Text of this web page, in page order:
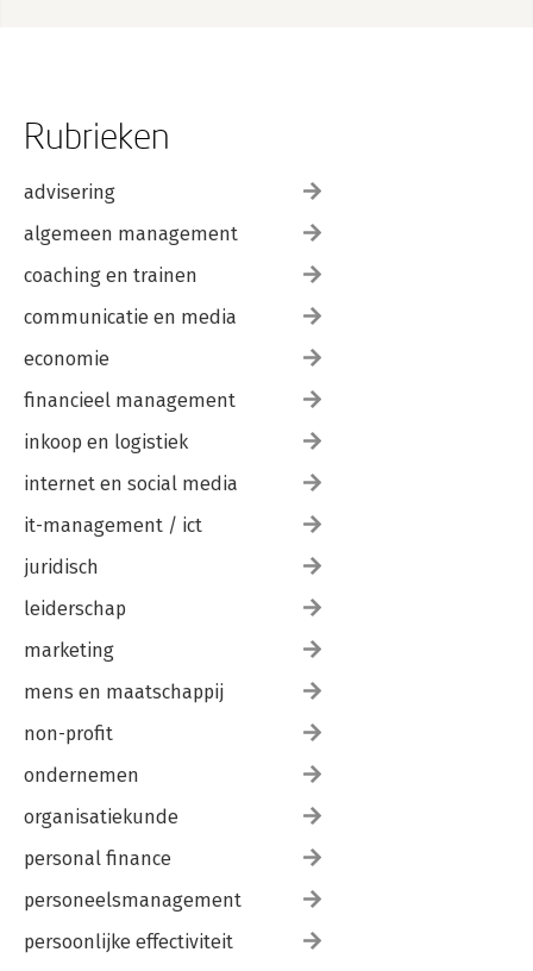
Rubrieken
advisering
algemeen management
coaching en trainen
communicatie en media
economie
financieel management
inkoop en logistiek
internet en social media
it-management / ict
juridisch
leiderschap
marketing
mens en maatschappij
non-profit
ondernemen
organisatiekunde
personal finance
personeelsmanagement
persoonlijke effectiviteit